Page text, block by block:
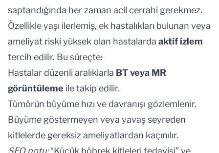
saptandığında her zaman acil cerrahi gerekmez.
Özellikle yaşı ilerlemiş, ek hastalıkları bulunan veya
ameliyat riski yüksek olan hastalarda aktif izlem
tercih edilir. Bu süreçte:
Hastalar düzenli aralıklarla BT veya MR
görüntüleme ile takip edilir.
Tümörün büyüme hızı ve davranışı gözlemlenir.
Büyüme göstermeyen veya yavaş seyreden
kitlelerde gereksiz ameliyatlardan kaçınılır.
SEO notu:“Küçük böbrek kitleleri tedavisi” ve